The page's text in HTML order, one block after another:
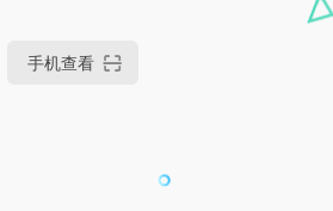
手机查看